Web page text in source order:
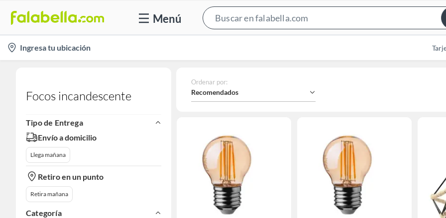
Menú
Bar
location-
icon
Ingresa tu ubicación
Focos incandescente
Tipo de Entrega
Envío a domicilio
Llega mañana
Retiro en un punto
Retira mañana
Categoría
Ordenar por:
Recomendados